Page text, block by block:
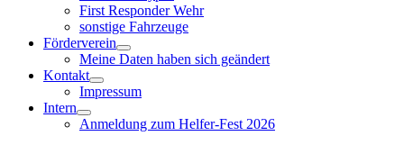
First Responder Wehr
sonstige Fahrzeuge
Förderverein
Meine Daten haben sich geändert
Kontakt
Impressum
Intern
Anmeldung zum Helfer-Fest 2026